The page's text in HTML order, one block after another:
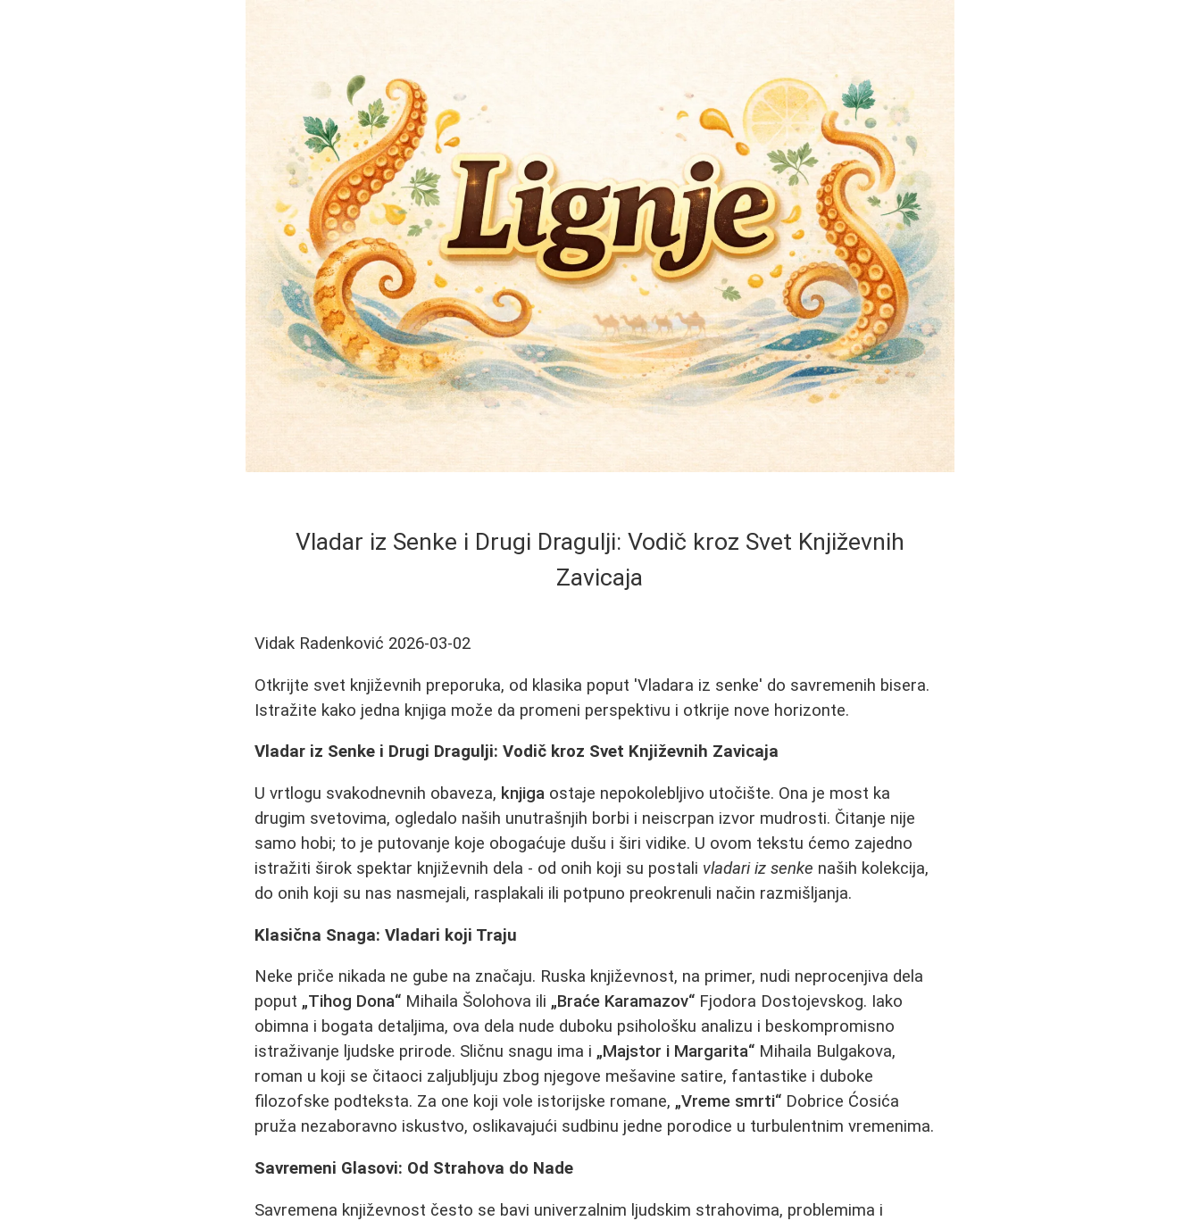
Vladar iz Senke i Drugi Dragulji: Vodič kroz Svet Književnih
Zavicaja
Vidak Radenković 2026-03-02
Otkrijte svet književnih preporuka, od klasika poput 'Vladara iz senke' do savremenih bisera.
Istražite kako jedna knjiga može da promeni perspektivu i otkrije nove horizonte.
Vladar iz Senke i Drugi Dragulji: Vodič kroz Svet Književnih Zavicaja
U vrtlogu svakodnevnih obaveza, knjiga ostaje nepokolebljivo utočište. Ona je most ka
drugim svetovima, ogledalo naših unutrašnjih borbi i neiscrpan izvor mudrosti. Čitanje nije
samo hobi; to je putovanje koje obogaćuje dušu i širi vidike. U ovom tekstu ćemo zajedno
istražiti širok spektar književnih dela - od onih koji su postali vladari iz senke naših kolekcija,
do onih koji su nas nasmejali, rasplakali ili potpuno preokrenuli način razmišljanja.
Klasična Snaga: Vladari koji Traju
Neke priče nikada ne gube na značaju. Ruska književnost, na primer, nudi neprocenjiva dela
poput „Tihog Dona“ Mihaila Šolohova ili „Braće Karamazov“ Fjodora Dostojevskog. Iako
obimna i bogata detaljima, ova dela nude duboku psihološku analizu i beskompromisno
istraživanje ljudske prirode. Sličnu snagu ima i „Majstor i Margarita“ Mihaila Bulgakova,
roman u koji se čitaoci zaljubljuju zbog njegove mešavine satire, fantastike i duboke
filozofske podteksta. Za one koji vole istorijske romane, „Vreme smrti“ Dobrice Ćosića
pruža nezaboravno iskustvo, oslikavajući sudbinu jedne porodice u turbulentnim vremenima.
Savremeni Glasovi: Od Strahova do Nade
Savremena književnost često se bavi univerzalnim ljudskim strahovima, problemima i